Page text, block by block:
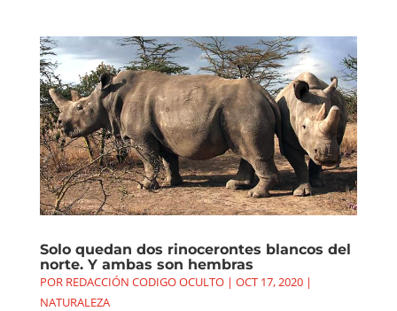
Solo quedan dos rinocerontes blancos del
norte. Y ambas son hembras
POR REDACCIÓN CODIGO OCULTO| OCT 17, 2020|
NATURALEZA